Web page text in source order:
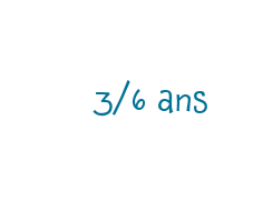
3/6 ans